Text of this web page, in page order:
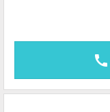
call